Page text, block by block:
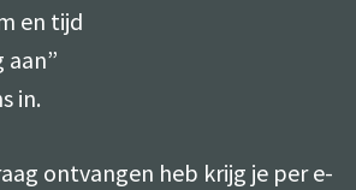
en tijd
aan”
in.
ontvangen heb krijg je per e-